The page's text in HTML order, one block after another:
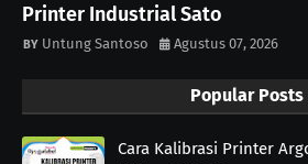
Printer Industrial Sato
Untung Santoso Agustus 07, 2026
Popular Posts
Cara Kalibrasi Printer